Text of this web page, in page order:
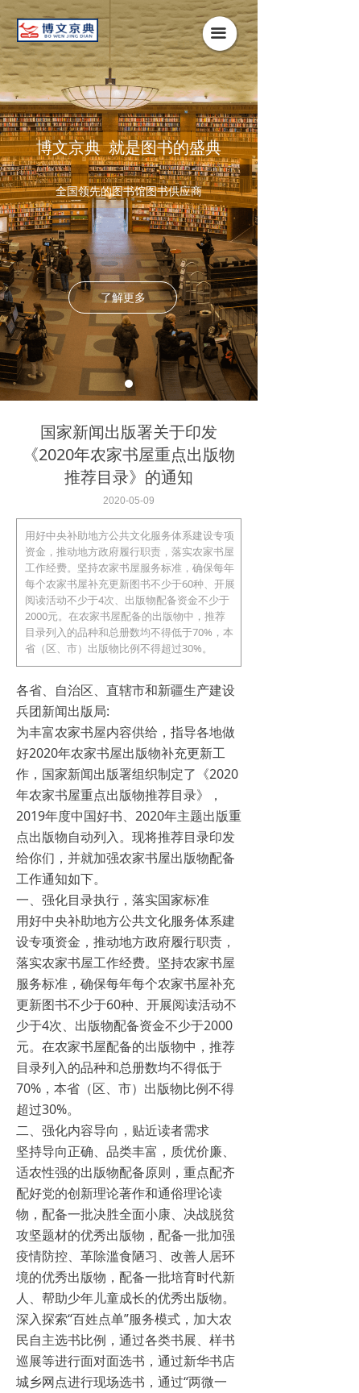
끀
了解更多
全国领先的图书馆图书供应商
博文京典 就是图书的盛典
国家新闻出版署关于印发
《2020年农家书屋重点出版物
推荐目录》的通知
各省、自治区、直辖市和新疆生产建设
兵团新闻出版局:
为丰富农家书屋内容供给，指导各地做
好2020年农家书屋出版物补充更新工
作，国家新闻出版署组织制定了《2020
年农家书屋重点出版物推荐目录》，
2019年度中国好书、2020年主题出版重
点出版物自动列入。现将推荐目录印发
给你们，并就加强农家书屋出版物配备
工作通知如下。
一、强化目录执行，落实国家标准
用好中央补助地方公共文化服务体系建
设专项资金，推动地方政府履行职责，
落实农家书屋工作经费。坚持农家书屋
服务标准，确保每年每个农家书屋补充
更新图书不少于60种、开展阅读活动不
少于4次、出版物配备资金不少于2000
元。在农家书屋配备的出版物中，推荐
目录列入的品种和总册数均不得低于
70%，本省（区、市）出版物比例不得
超过30%。
二、强化内容导向，贴近读者需求
坚持导向正确、品类丰富，质优价廉、
适农性强的出版物配备原则，重点配齐
配好党的创新理论著作和通俗理论读
物，配备一批决胜全面小康、决战脱贫
攻坚题材的优秀出版物，配备一批加强
疫情防控、革除滥食陋习、改善人居环
境的优秀出版物，配备一批培育时代新
人、帮助少年儿童成长的优秀出版物。
深入探索“百姓点单”服务模式，加大农
民自主选书比例，通过各类书展、样书
巡展等进行面对面选书，通过新华书店
城乡网点进行现场选书，通过“两微一
2020-05-09
用好中央补助地方公共文化服务体系建设专项
资金，推动地方政府履行职责，落实农家书屋
工作经费。坚持农家书屋服务标准，确保每年
每个农家书屋补充更新图书不少于60种、开展
阅读活动不少于4次、出版物配备资金不少于
2000元。在农家书屋配备的出版物中，推荐
目录列入的品种和总册数均不得低于70%，本
省（区、市）出版物比例不得超过30%。